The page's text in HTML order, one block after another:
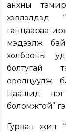
анхны
ганцаараа
мэдээлж
холбооны
болтугай
оролцуулж
Цаашид
боломжтой”
Гурван жил